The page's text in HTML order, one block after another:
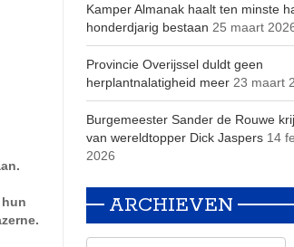
Kamper Almanak haalt ten minste
honderdjarig bestaan 25 maart
Provincie Overijssel duldt geen
herplantnalatigheid meer 23 maart
Burgemeester Sander de Rouwe
van wereldtopper Dick Jaspers 14
2026
ARCHIEVEN